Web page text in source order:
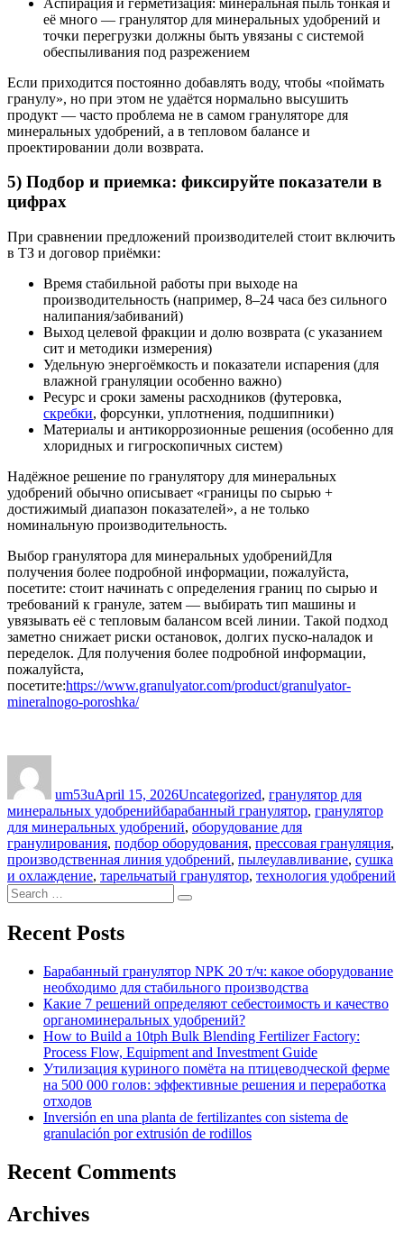
её много — гранулятор для минеральных удобрений и
точки перегрузки должны быть увязаны с системой
обеспыливания под разрежением
Если приходится постоянно добавлять воду, чтобы «поймать
гранулу», но при этом не удаётся нормально высушить
продукт — часто проблема не в самом грануляторе для
минеральных удобрений, а в тепловом балансе и
проектировании доли возврата.
5) Подбор и приемка: фиксируйте показатели в
цифрах
При сравнении предложений производителей стоит включить
в ТЗ и договор приёмки:
Время стабильной работы при выходе на
производительность (например, 8–24 часа без сильного
налипания/забиваний)
Выход целевой фракции и долю возврата (с указанием
сит и методики измерения)
Удельную энергоёмкость и показатели испарения (для
влажной грануляции особенно важно)
Ресурс и сроки замены расходников (футеровка,
скребки, форсунки, уплотнения, подшипники)
Материалы и антикоррозионные решения (особенно для
хлоридных и гигроскопичных систем)
Надёжное решение по гранулятору для минеральных
удобрений обычно описывает «границы по сырью +
достижимый диапазон показателей», а не только
номинальную производительность.
Выбор гранулятора для минеральных удобренийДля
получения более подробной информации, пожалуйста,
посетите: стоит начинать с определения границ по сырью и
требований к грануле, затем — выбирать тип машины и
увязывать её с тепловым балансом всей линии. Такой подход
заметно снижает риски остановок, долгих пуско‑наладок и
переделок. Для получения более подробной информации,
пожалуйста,
посетите:https://www.granulyator.com/product/granulyator-
mineralnogo-poroshka/
um53uApril 15, 2026Uncategorized, гранулятор для
минеральных удобренийTags
барабанный гранулятор, гранулятор
для минеральных удобрений, оборудование для
гранулирования, подбор оборудования, прессовая грануляция,
производственная линия удобрений, пылеулавливание, сушка
и охлаждение, тарельчатый гранулятор, технология удобрений
Search
for:
Search
Recent Posts
Барабанный гранулятор NPK 20 т/ч: какое оборудование
необходимо для стабильного производства
Какие 7 решений определяют себестоимость и качество
органоминеральных удобрений?
How to Build a 10tph Bulk Blending Fertilizer Factory:
Process Flow, Equipment and Investment Guide
Утилизация куриного помёта на птицеводческой ферме
на 500 000 голов: эффективные решения и переработка
отходов
Inversión en una planta de fertilizantes con sistema de
granulación por extrusión de rodillos
Recent Comments
Archives